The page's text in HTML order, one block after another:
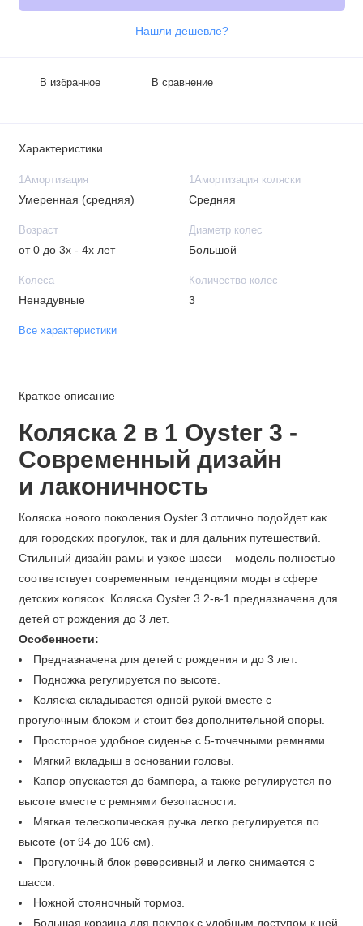
Нашли дешевле?
В избранное В сравнение
Характеристики
1Амортизация
Умеренная (средняя)
1Амортизация коляски
Средняя
Возраст
от 0 до 3х - 4х лет
Диаметр колес
Большой
Колеса
Ненадувные
Количество колес
3
Все характеристики
Краткое описание
Коляска 2 в 1 Oyster 3 -
Современный дизайн
и лаконичность
Коляска нового поколения Oyster 3 отлично подойдет как
для городских прогулок, так и для дальних путешествий.
Стильный дизайн рамы и узкое шасси – модель полностью
соответствует современным тенденциям моды в сфере
детских колясок. Коляска Oyster 3 2-в-1 предназначена для
детей от рождения до 3 лет.
Особенности:
Предназначена для детей с рождения и до 3 лет.
Подножка регулируется по высоте.
Коляска складывается одной рукой вместе с
прогулочным блоком и стоит без дополнительной опоры.
Просторное удобное сиденье с 5-точечными ремнями.
Мягкий вкладыш в основании головы.
Капор опускается до бампера, а также регулируется по
высоте вместе с ремнями безопасности.
Мягкая телескопическая ручка легко регулируется по
высоте (от 94 до 106 см).
Прогулочный блок реверсивный и легко снимается с
шасси.
Ножной стояночный тормоз.
Большая корзина для покупок с удобным доступом к ней.